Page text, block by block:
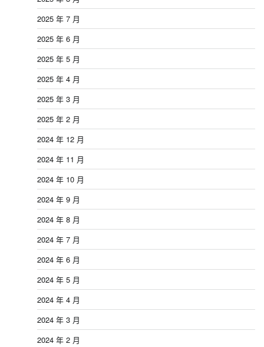
2025 年 7 月
2025 年 6 月
2025 年 5 月
2025 年 4 月
2025 年 3 月
2025 年 2 月
2024 年 12 月
2024 年 11 月
2024 年 10 月
2024 年 9 月
2024 年 8 月
2024 年 7 月
2024 年 6 月
2024 年 5 月
2024 年 4 月
2024 年 3 月
2024 年 2 月